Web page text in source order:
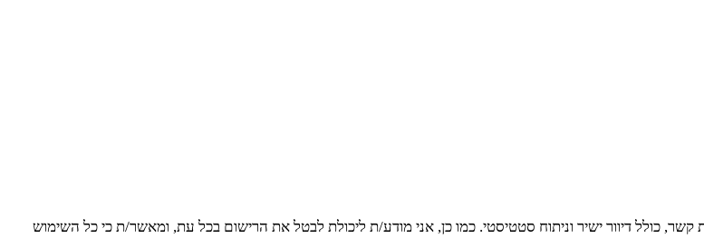
כולל דיוור ישיר וניתוח סטטיסטי. כמו כן, אני מודע/ת ליכולת לבטל את הרישום בכל עת, ומאשר/ת כי כל השימוש